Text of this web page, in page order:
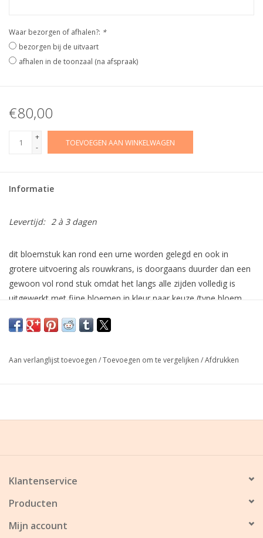
Waar bezorgen of afhalen?: *
bezorgen bij de uitvaart
afhalen in de toonzaal (na afspraak)
€80,00
+
-
TOEVOEGEN AAN WINKELWAGEN
Informatie
Levertijd: 2 à 3 dagen
dit bloemstuk kan rond een urne worden gelegd en ook in
grotere uitvoering als rouwkrans, is doorgaans duurder dan een
gewoon vol rond stuk omdat het langs alle zijden volledig is
uitgewerkt met fijne bloemen in kleur naar keuze (type bloem
Graag minimum 1 à 2 dagen voor de uitvaart of begroeting uw
Aan verlanglijst toevoegen /Toevoegen om te vergelijken /Afdrukken
Klantenservice
Producten
Mijn account